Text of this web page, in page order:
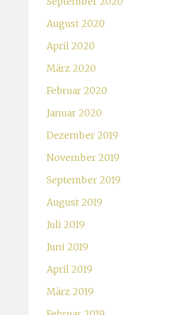
August 2020
April 2020
März 2020
Februar 2020
Januar 2020
Dezember 2019
November 2019
September 2019
August 2019
Juli 2019
Juni 2019
April 2019
März 2019